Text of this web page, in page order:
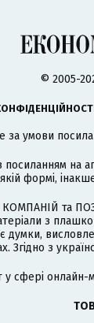
© 2005-
за умови
посиланням на
формі,
та
з
думки,
з
у сфері онлайн-